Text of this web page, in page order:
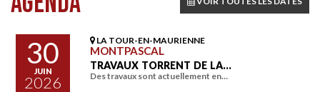
30
JUIN
2026
LA TOUR-EN-MAURIENNE
MONTPASCAL
TRAVAUX TORRENT DE LA…
Des travaux sont actuellement en…